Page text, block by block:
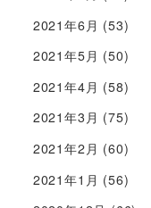
2021年6月 (53)
2021年5月 (50)
2021年4月 (58)
2021年3月 (75)
2021年2月 (60)
2021年1月 (56)